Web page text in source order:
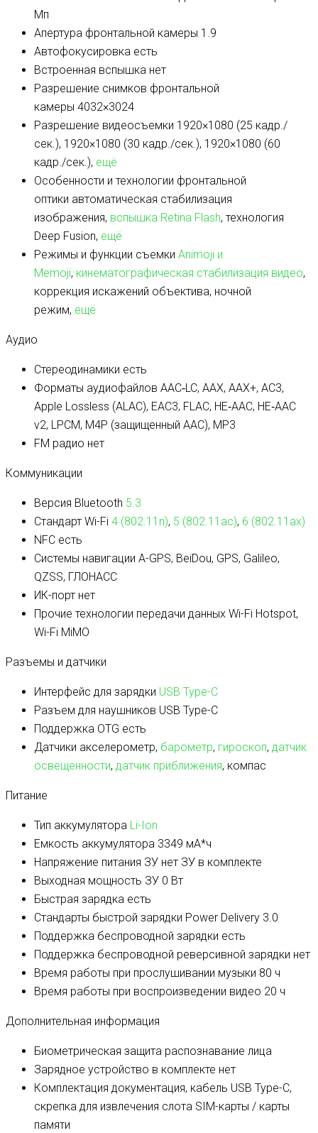
Мп
Апертура фронтальной камеры 1.9
Автофокусировка есть
Встроенная вспышка нет
Разрешение снимков фронтальной
камеры 4032×3024
Разрешение видеосъемки 1920×1080 (25 кадр./
сек.), 1920×1080 (30 кадр./сек.), 1920×1080 (60
кадр./сек.), ещё
Особенности и технологии фронтальной
оптики автоматическая стабилизация
изображения, вспышка Retina Flash, технология
Deep Fusion, ещё
Режимы и функции съемки Animoji и
Memoji, кинематографическая стабилизация видео,
коррекция искажений объектива, ночной
режим, ещё
Аудио
Стереодинамики есть
Форматы аудиофайлов AAC‑LC, AAX, AAX+, AC3,
Apple Lossless (ALAC), EAC3, FLAC, HE‑AAC, HE‑AAC
v2, LPCM, M4P (защищенный AAC), MP3
FM радио нет
Коммуникации
Версия Bluetooth 5.3
Стандарт Wi-Fi 4 (802.11n), 5 (802.11ac), 6 (802.11ax)
NFC есть
Системы навигации A-GPS, BeiDou, GPS, Galileo,
QZSS, ГЛОНАСС
ИК-порт нет
Прочие технологии передачи данных Wi-Fi Hotspot,
Wi-Fi MiMO
Разъемы и датчики
Интерфейс для зарядки USB Type-C
Разъем для наушников USB Type-C
Поддержка OTG есть
Датчики акселерометр, барометр, гироскоп, датчик
освещенности, датчик приближения, компас
Питание
Тип аккумулятора Li-Ion
Емкость аккумулятора 3349 мА*ч
Напряжение питания ЗУ нет ЗУ в комплекте
Выходная мощность ЗУ 0 Вт
Быстрая зарядка есть
Стандарты быстрой зарядки Power Delivery 3.0
Поддержка беспроводной зарядки есть
Поддержка беспроводной реверсивной зарядки нет
Время работы при прослушивании музыки 80 ч
Время работы при воспроизведении видео 20 ч
Дополнительная информация
Биометрическая защита распознавание лица
Зарядное устройство в комплекте нет
Комплектация документация, кабель USB Type-C,
скрепка для извлечения слота SIM-карты / карты
памяти